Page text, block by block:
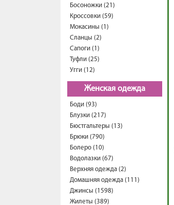
Босоножки (21)
Кроссовки (59)
Мокасины (1)
Сланцы (2)
Сапоги (1)
Туфли (25)
Угги (12)
Женская одежда
Боди (93)
Блузки (217)
Бюстгальтеры (13)
Брюки (790)
Болеро (10)
Водолазки (67)
Верхняя одежда (2)
Домашняя одежда (111)
Джинсы (1598)
Жилеты (389)